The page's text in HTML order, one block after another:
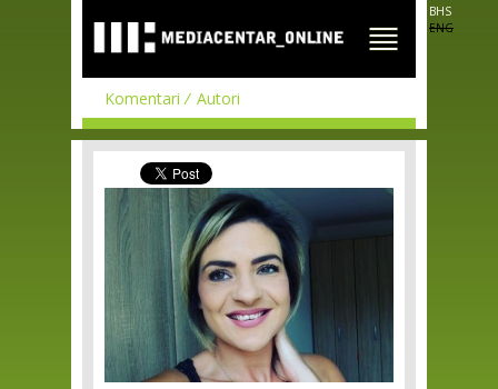
main
content
BHS
ENG
Komentari Autori